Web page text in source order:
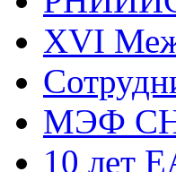
XVI
МЭФ
10 лет